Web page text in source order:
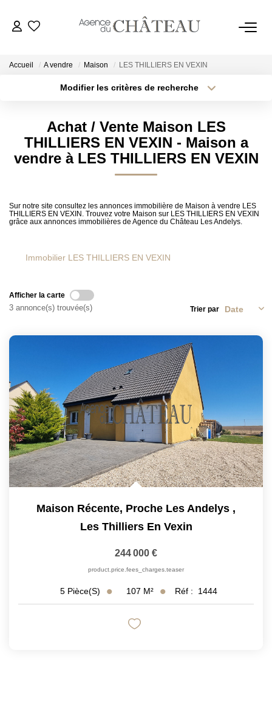
LOUER
Estimer
Accueil A vendre Maison LES THILLIERS EN VEXIN
Modifier les critères de recherche
Sélectionnez...
Type de bien
Surface min
Achat / Vente Maison LES
THILLIERS EN VEXIN - Maison a
vendre à LES THILLIERS EN VEXIN
Sur notre site consultez les annonces immobilière de Maison à vendre LES
THILLIERS EN VEXIN. Trouvez votre Maison sur LES THILLIERS EN VEXIN
grâce aux annonces immobilières de Agence du Château Les Andelys.
Immobilier LES THILLIERS EN VEXIN
Afficher la carte
3 annonce(s) trouvée(s) Trier par
Maison Récente, Proche Les Andelys ,
Les Thilliers En Vexin
244 000 €
product.price.fees_charges.teaser
5 Pièce(s) 107 M² Réf : 1444